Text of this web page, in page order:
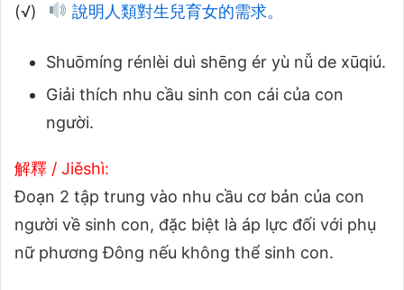
(√) 說明人類對生兒育女的需求。
Shuōmíng rénlèi duì shēng ér yù nǚ de xūqiú.
Giải thích nhu cầu sinh con cái của con
người.
解釋 / Jiěshì:
Đoạn 2 tập trung vào nhu cầu cơ bản của con
người về sinh con, đặc biệt là áp lực đối với phụ
nữ phương Đông nếu không thể sinh con.